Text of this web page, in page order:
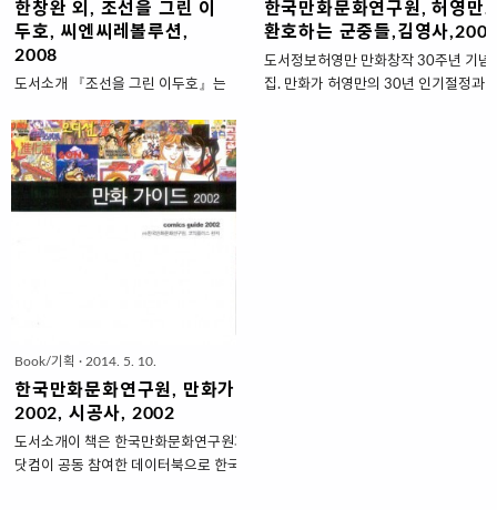
화비평의 현실과 만..
‘만화가가 만화가를 만나다’라는 테마
로 창작한 웹툰도 수록됐다. 2009년
봄부터 가을까지 ‘네이버 캐스트’의
‘한국인’을 통해 소개된 내용을 엮은
한창완 외, 조선을 그린 이
두호, 씨엔씨레볼루션,
2008
도서소개 『조선을 그린 이두호』는
화시킨 이두호 작가의 교수 정년퇴임
을 기념하는 헌정 평론집으로, 세종대
에서 함께 후학을 양성했던 한창완 교
수와 손상익, 박인하, 박석환, 김낙호
등의 만화평론가들의 심도 깊은 작가
화보와 출생에서부터 현재에 이르기
까지 창작활동을 연보로 일목요연하
게 정리해 놓아 자료로서의 가치를 높
였다. 구매정보 한창완 외 저, 조선을
그린 이두호, 씨엔씨레볼루션 간,
한국만화문화연구원, 허영만
환호하는 군중들,김영사
도서정보허영만 만화창작 30주년 기념
집. 만화가 허영만의 30년 인기절정과
Book/기획 · 2014. 5. 10.
한국만화문화연구원, 만화가이드
2002, 시공사, 2002
도서소개이 책은 한국만화문화연구원과 코믹플러스
닷컴이 공동 참여한 데이터북으로 한국어로 발행된